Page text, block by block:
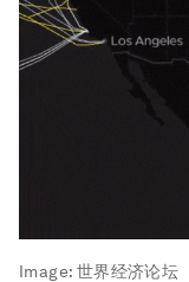
Image: 世界经济论坛